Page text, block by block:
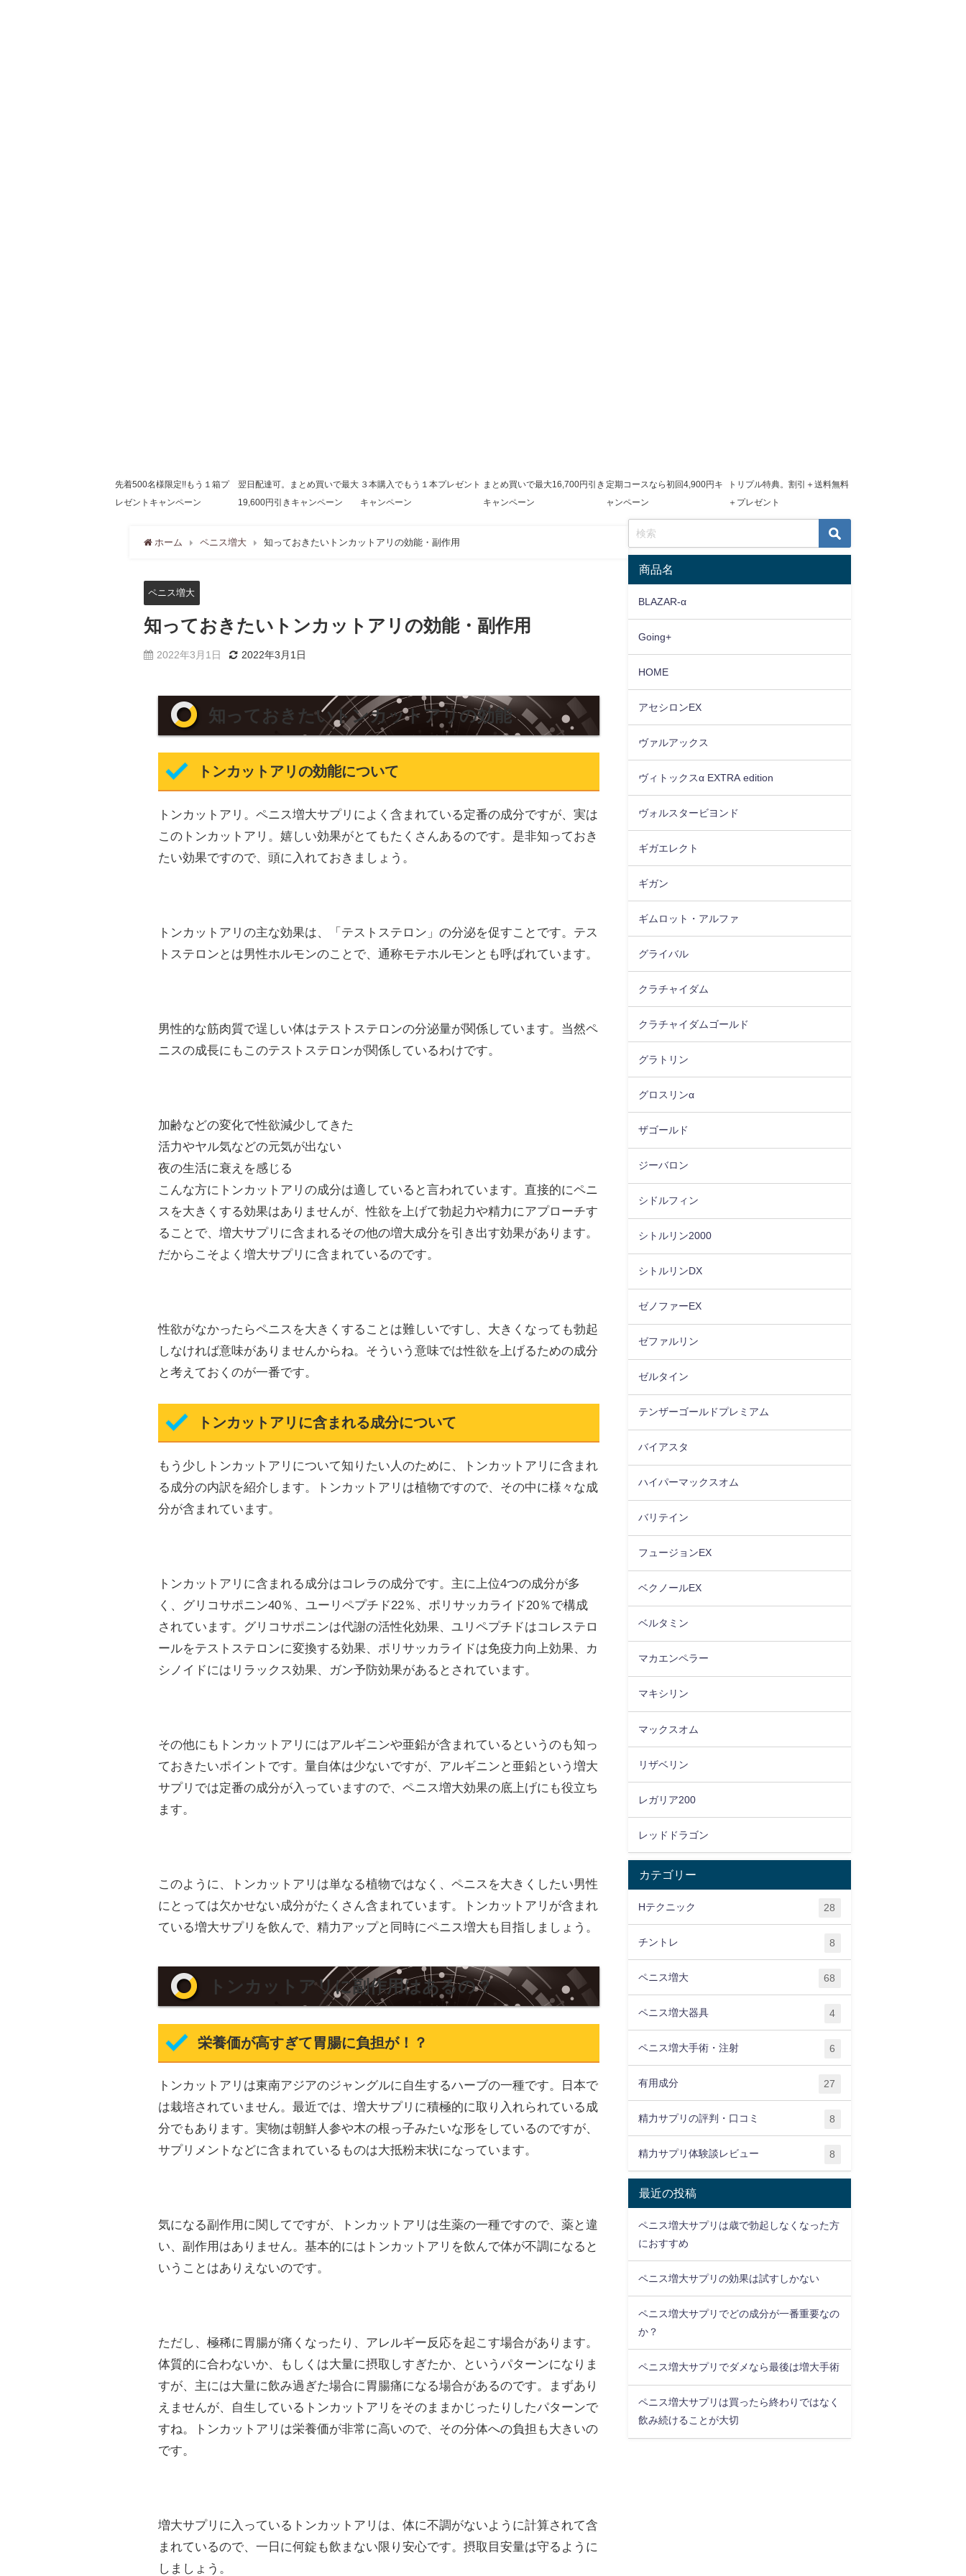
先着500名様限定!!もう１箱プ
レゼントキャンペーン
翌日配達可。まとめ買いで最大
19,600円引きキャンペーン
３本購入でもう１本プレゼント
キャンペーン
まとめ買いで最大16,700円引き
キャンペーン
定期コースなら初回4,900円キ
ャンペーン
トリプル特典。割引＋送料無料
＋プレゼント
ホーム ペニス増大 知っておきたいトンカットアリの効能・副作用
ペニス増大
知っておきたいトンカットアリの効能・副作用
2022年3月1日 2022年3月1日
知っておきたいトンカットアリの効能
トンカットアリの効能について
トンカットアリ。ペニス増大サプリによく含まれている定番の成分ですが、実は
このトンカットアリ。嬉しい効果がとてもたくさんあるのです。是非知っておき
たい効果ですので、頭に入れておきましょう。
トンカットアリの主な効果は、「テストステロン」の分泌を促すことです。テス
トステロンとは男性ホルモンのことで、通称モテホルモンとも呼ばれています。
男性的な筋肉質で逞しい体はテストステロンの分泌量が関係しています。当然ペ
ニスの成長にもこのテストステロンが関係しているわけです。
加齢などの変化で性欲減少してきた
活力やヤル気などの元気が出ない
夜の生活に衰えを感じる
こんな方にトンカットアリの成分は適していると言われています。直接的にペニ
スを大きくする効果はありませんが、性欲を上げて勃起力や精力にアプローチす
ることで、増大サプリに含まれるその他の増大成分を引き出す効果があります。
だからこそよく増大サプリに含まれているのです。
性欲がなかったらペニスを大きくすることは難しいですし、大きくなっても勃起
しなければ意味がありませんからね。そういう意味では性欲を上げるための成分
と考えておくのが一番です。
トンカットアリに含まれる成分について
もう少しトンカットアリについて知りたい人のために、トンカットアリに含まれ
る成分の内訳を紹介します。トンカットアリは植物ですので、その中に様々な成
分が含まれています。
トンカットアリに含まれる成分はコレラの成分です。主に上位4つの成分が多
く、グリコサポニン40％、ユーリペプチド22％、ポリサッカライド20％で構成
されています。グリコサポニンは代謝の活性化効果、ユリペプチドはコレステロ
ールをテストステロンに変換する効果、ポリサッカライドは免疫力向上効果、カ
シノイドにはリラックス効果、ガン予防効果があるとされています。
その他にもトンカットアリにはアルギニンや亜鉛が含まれているというのも知っ
ておきたいポイントです。量自体は少ないですが、アルギニンと亜鉛という増大
サプリでは定番の成分が入っていますので、ペニス増大効果の底上げにも役立ち
ます。
このように、トンカットアリは単なる植物ではなく、ペニスを大きくしたい男性
にとっては欠かせない成分がたくさん含まれています。トンカットアリが含まれ
ている増大サプリを飲んで、精力アップと同時にペニス増大も目指しましょう。
トンカットアリに副作用はあるの？
栄養価が高すぎて胃腸に負担が！？
トンカットアリは東南アジアのジャングルに自生するハーブの一種です。日本で
は栽培されていません。最近では、増大サプリに積極的に取り入れられている成
分でもあります。実物は朝鮮人参や木の根っ子みたいな形をしているのですが、
サプリメントなどに含まれているものは大抵粉末状になっています。
気になる副作用に関してですが、トンカットアリは生薬の一種ですので、薬と違
い、副作用はありません。基本的にはトンカットアリを飲んで体が不調になると
いうことはありえないのです。
ただし、極稀に胃腸が痛くなったり、アレルギー反応を起こす場合があります。
体質的に合わないか、もしくは大量に摂取しすぎたか、というパターンになりま
すが、主には大量に飲み過ぎた場合に胃腸痛になる場合があるのです。まずあり
えませんが、自生しているトンカットアリをそのままかじったりしたパターンで
すね。トンカットアリは栄養価が非常に高いので、その分体への負担も大きいの
です。
増大サプリに入っているトンカットアリは、体に不調がないように計算されて含
まれているので、一日に何錠も飲まない限り安心です。摂取目安量は守るように
しましょう。
商品名
BLAZAR-α
Going+
HOME
アセシロンEX
ヴァルアックス
ヴィトックスα EXTRA edition
ヴォルスタービヨンド
ギガエレクト
ギガン
ギムロット・アルファ
グライバル
クラチャイダム
クラチャイダムゴールド
グラトリン
グロスリンα
ザゴールド
ジーバロン
シドルフィン
シトルリン2000
シトルリンDX
ゼノファーEX
ゼファルリン
ゼルタイン
テンザーゴールドプレミアム
バイアスタ
ハイパーマックスオム
バリテイン
フュージョンEX
ベクノールEX
ベルタミン
マカエンペラー
マキシリン
マックスオム
リザベリン
レガリア200
レッドドラゴン
カテゴリー
Hテクニック 28
チントレ 8
ペニス増大 68
ペニス増大器具 4
ペニス増大手術・注射 6
有用成分 27
精力サプリの評判・口コミ 8
精力サプリ体験談レビュー 8
最近の投稿
ペニス増大サプリは歳で勃起しなくなった方
におすすめ
ペニス増大サプリの効果は試すしかない
ペニス増大サプリでどの成分が一番重要なの
か？
ペニス増大サプリでダメなら最後は増大手術
ペニス増大サプリは買ったら終わりではなく
飲み続けることが大切